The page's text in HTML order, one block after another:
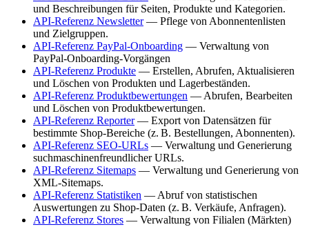
und Beschreibungen für Seiten, Produkte und Kategorien.
API-Referenz Newsletter— Pflege von Abonnentenlisten
und Zielgruppen.
API-Referenz PayPal-Onboarding — Verwaltung von
PayPal-Onboarding-Vorgängen
API-Referenz Produkte — Erstellen, Abrufen, Aktualisieren
und Löschen von Produkten und Lagerbeständen.
API-Referenz Produktbewertungen — Abrufen, Bearbeiten
und Löschen von Produktbewertungen.
API-Referenz Reporter— Export von Datensätzen für
bestimmte Shop-Bereiche (z. B. Bestellungen, Abonnenten).
API-Referenz SEO-URLs — Verwaltung und Generierung
suchmaschinenfreundlicher URLs.
API-Referenz Sitemaps — Verwaltung und Generierung von
XML-Sitemaps.
API-Referenz Statistiken — Abruf von statistischen
Auswertungen zu Shop-Daten (z. B. Verkäufe, Anfragen).
API-Referenz Stores — Verwaltung von Filialen (Märkten)